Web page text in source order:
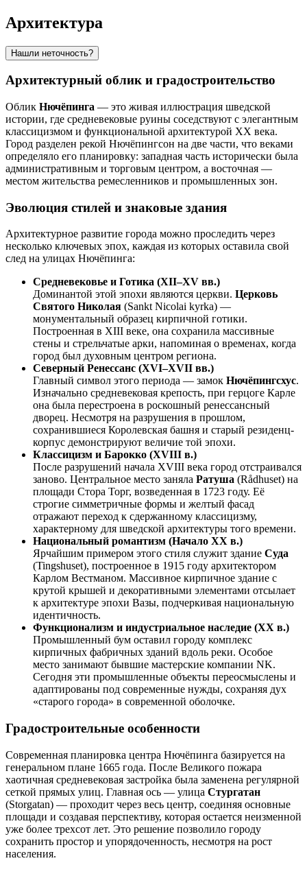
Архитектура
Нашли неточность?
Архитектурный облик и градостроительство
Облик Нючёпинга — это живая иллюстрация шведской
истории, где средневековые руины соседствуют с элегантным
классицизмом и функциональной архитектурой XX века.
Город разделен рекой Нючёпингсон на две части, что веками
определяло его планировку: западная часть исторически была
административным и торговым центром, а восточная —
местом жительства ремесленников и промышленных зон.
Эволюция стилей и знаковые здания
Архитектурное развитие города можно проследить через
несколько ключевых эпох, каждая из которых оставила свой
след на улицах Нючёпинга:
Средневековье и Готика (XII–XV вв.)
Доминантой этой эпохи являются церкви. Церковь
Святого Николая (Sankt Nicolai kyrka) —
монументальный образец кирпичной готики.
Построенная в XIII веке, она сохранила массивные
стены и стрельчатые арки, напоминая о временах, когда
город был духовным центром региона.
Северный Ренессанс (XVI–XVII вв.)
Главный символ этого периода — замок Нючёпингсхус.
Изначально средневековая крепость, при герцоге Карле
она была перестроена в роскошный ренессансный
дворец. Несмотря на разрушения в прошлом,
сохранившиеся Королевская башня и старый резиденц-
корпус демонстрируют величие той эпохи.
Классицизм и Барокко (XVIII в.)
После разрушений начала XVIII века город отстраивался
заново. Центральное место заняла Ратуша (Rådhuset) на
площади Стора Торг, возведенная в 1723 году. Её
строгие симметричные формы и желтый фасад
отражают переход к сдержанному классицизму,
характерному для шведской архитектуры того времени.
Национальный романтизм (Начало XX в.)
Ярчайшим примером этого стиля служит здание Суда
(Tingshuset), построенное в 1915 году архитектором
Карлом Вестманом. Массивное кирпичное здание с
крутой крышей и декоративными элементами отсылает
к архитектуре эпохи Вазы, подчеркивая национальную
идентичность.
Функционализм и индустриальное наследие (XX в.)
Промышленный бум оставил городу комплекс
кирпичных фабричных зданий вдоль реки. Особое
место занимают бывшие мастерские компании NK.
Сегодня эти промышленные объекты переосмыслены и
адаптированы под современные нужды, сохраняя дух
«старого города» в современной оболочке.
Градостроительные особенности
Современная планировка центра Нючёпинга базируется на
генеральном плане 1665 года. После Великого пожара
хаотичная средневековая застройка была заменена регулярной
сеткой прямых улиц. Главная ось — улица Стургатан
(Storgatan) — проходит через весь центр, соединяя основные
площади и создавая перспективу, которая остается неизменной
уже более трехсот лет. Это решение позволило городу
сохранить простор и упорядоченность, несмотря на рост
населения.